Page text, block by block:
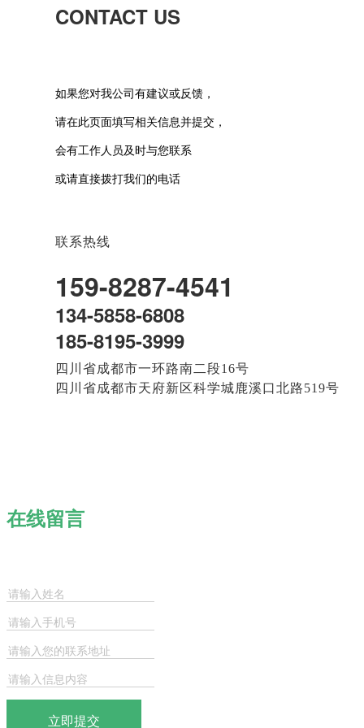
CONTACT US
如果您对我公司有建议或反馈，
请在此页面填写相关信息并提交，
会有工作人员及时与您联系
或请直接拨打我们的电话
联系热线
159-8287-4541
134-5858-6808
185-8195-3999
四川省成都市一环路南二段16号
四川省成都市天府新区科学城鹿溪口北路519号
在线留言
立即提交